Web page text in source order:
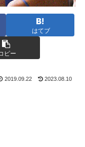
はてブ
ピー
2019.09.22 2023.08.10